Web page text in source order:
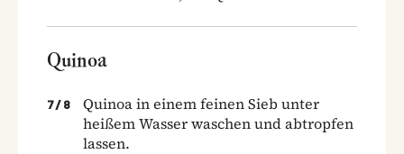
Quinoa
7/ 8
Quinoa in einem feinen Sieb unter
heißem Wasser waschen und abtropfen
lassen.